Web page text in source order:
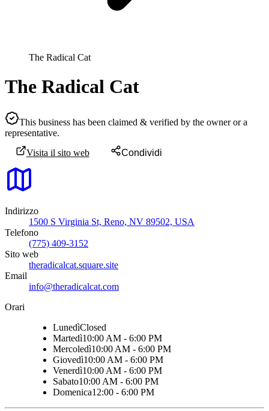
The Radical Cat
The Radical Cat
This business has been claimed & verified by the owner or a
representative.
Visita il sito web
Condividi
Indirizzo
1500 S Virginia St, Reno, NV 89502, USA
Telefono
(775) 409-3152
Sito web
theradicalcat.square.site
Email
info@theradicalcat.com
Orari
LunedìClosed
Martedì10:00 AM - 6:00 PM
Mercoledì10:00 AM - 6:00 PM
Giovedì10:00 AM - 6:00 PM
Venerdì10:00 AM - 6:00 PM
Sabato10:00 AM - 6:00 PM
Domenica12:00 - 6:00 PM